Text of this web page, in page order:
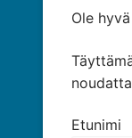
Ole
Etunimi